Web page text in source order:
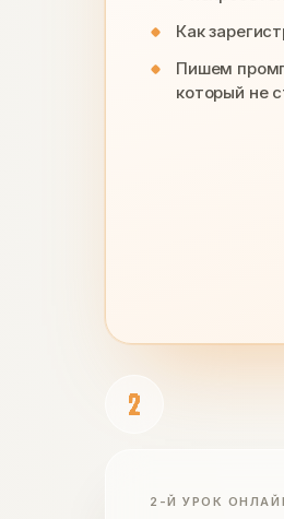
Как
Пишем
который не
2
2-Й УРОК